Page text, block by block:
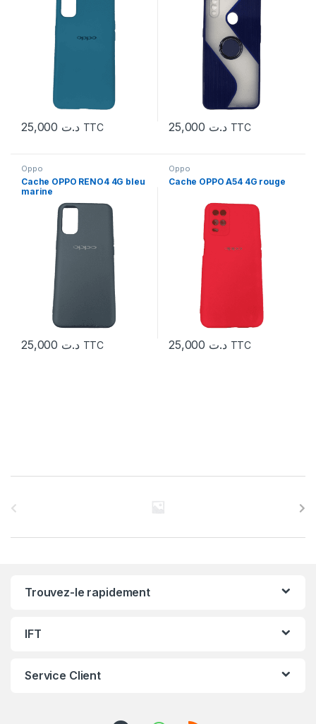
د.ت TTC د.ت TTC
Oppo
Cache OPPO RENO4 4G bleu
marine
د.ت TTC
Oppo
Cache OPPO A54 4G rouge
د.ت TTC
Trouvez-le rapidement
IFT
Service Client